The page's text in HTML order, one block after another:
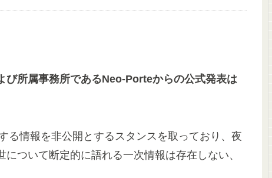
び所属事務所であるNeo-Porteからの公式発表は
る情報を非公開とするスタンスを取っており、夜
ついて断定的に語れる一次情報は存在しない、